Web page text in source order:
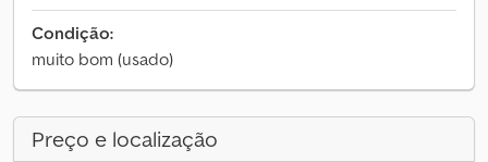
Condição:
muito bom (usado)
Preço e localização